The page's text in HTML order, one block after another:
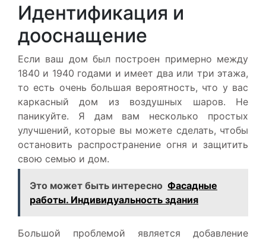
Идентификация и
дооснащение
Если ваш дом был построен примерно между
1840 и 1940 годами и имеет два или три этажа,
то есть очень большая вероятность, что у вас
каркасный дом из воздушных шаров. Не
паникуйте. Я дам вам несколько простых
улучшений, которые вы можете сделать, чтобы
остановить распространение огня и защитить
свою семью и дом.
Это может быть интересно Фасадные
работы. Индивидуальность здания
Большой проблемой является добавление